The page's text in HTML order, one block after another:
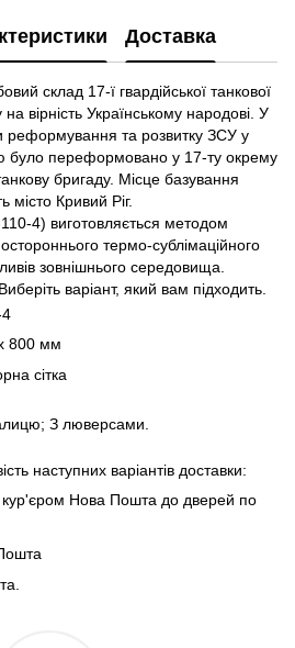
Доставка
склад 17-ї гвардійської танкової
на вірність Українському народові. У
реформування та розвитку ЗСУ у
було переформовано у 17-ту окрему
бригаду. Місце базування
місто Кривий Ріг.
4) виготовляється методом
термо-сублімаційного
зовнішнього середовища.
варіант, який вам підходить.
800 мм
сітка
З люверсами.
наступних варіантів доставки:
Нова Пошта до дверей по